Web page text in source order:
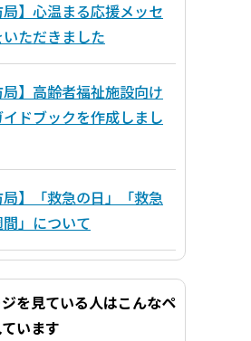
局】心温まる応援メッセ
ただきました
局】高齢者福祉施設向け
ドブックを作成しまし
局】「救急の日」「救急
」について
を見ている人はこんなペ
います